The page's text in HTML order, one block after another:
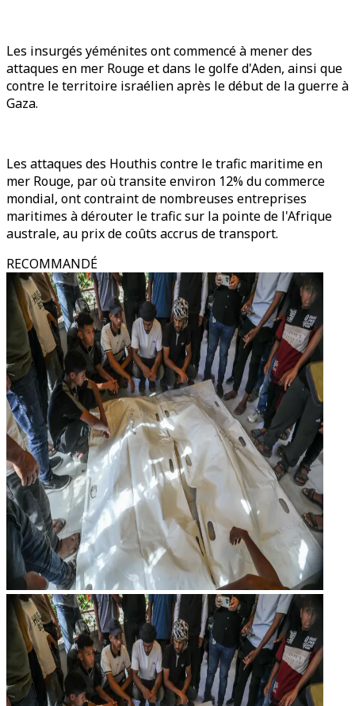
Les insurgés yéménites ont commencé à mener des
attaques en mer Rouge et dans le golfe d'Aden, ainsi que
contre le territoire israélien après le début de la guerre à
Gaza.
Les attaques des Houthis contre le trafic maritime en
mer Rouge, par où transite environ 12% du commerce
mondial, ont contraint de nombreuses entreprises
maritimes à dérouter le trafic sur la pointe de l'Afrique
australe, au prix de coûts accrus de transport.
RECOMMANDÉ